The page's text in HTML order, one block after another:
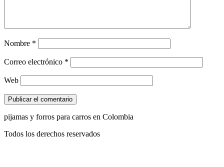
Nombre *
Correo electrónico *
Web
pijamas y forros para carros en Colombia
Todos los derechos reservados